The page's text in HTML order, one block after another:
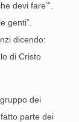
devi fare’”.
genti”.
dicendo:
di Cristo
dei
parte dei